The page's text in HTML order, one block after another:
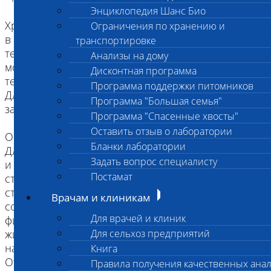
Энциклопедия Шанс Био
Ограничения по хранению и
транспортировке
Анализы на дому
Дисконтная программа
Программа поддержки питомников
Программа "Большая семья"
Программа "Спасенные хвосты"
Оставить отзыв о лаборатории
Бланки лаборатории
Задать вопрос специалисту
Постамат
Врачам и клиникам
Для врачей и клиник
Для сельхоз предприятий
Книга
Правила получения качественных
Хранение и доставка:
в холодильнике не более 48 часов при
температуре +2-+8⁰С
моча храниься не более суток (24 часа) при
температуре +2-+8⁰С
Для более длительного хранения смывы
замораживаются.
Общие правила взятия смывов:
Для взятия материала со слизистой конъюнктивы
и носовой полости рекомендуется использовать
стерильные зонды с ватными тампонами и
стерильные пробирки объемом 1,5 мл,
содержащие 300 мкл стерильного
физиологического раствора. Зонд смочить в
жидкости и отжать влагу, прислоняя ватный
наконечник к внутренней стенке пробирки.
Оттянув веко животного, провести зондом по